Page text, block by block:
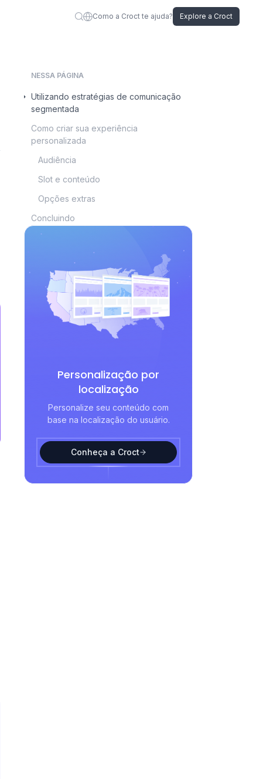
Como a Croct te ajuda? Explore a Croct
NESSA PÁGINA
Utilizando estratégias de comunicação
segmentada
Como criar sua experiência
personalizada
Audiência
Slot e conteúdo
Opções extras
Concluindo
Personalização por
localização
Personalize seu conteúdo com
base na localização do usuário.
Conheça a Croct